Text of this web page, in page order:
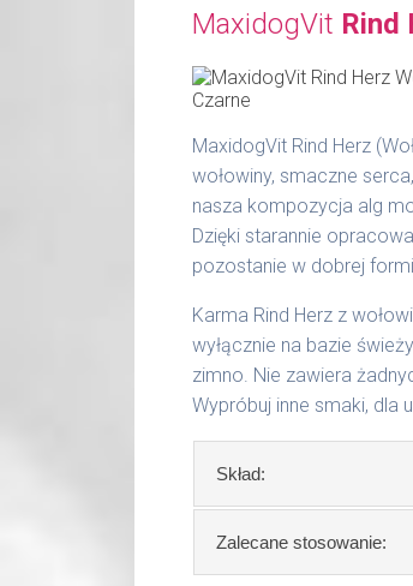
surowe białko
tłuszcz surowy
włókno surowe
wilgotność 78,00
wapń 0,41 %
fosfor 0,23 %
Produkty
takimi jak: żołądek,
Zalecamy
W tabeli ujęto
do 5 kg
6 - 14 kg
15 - 25 kg
26 - 35 kg
36 - 50 kg
51 - 65 kg
aktywności, warunków
Waga netto/Nr art.:
MaxidogVit Rind
MaxidogVit Rind Herz
wołowiny, smaczne
nasza kompozycja alg
Dzięki starannie
pozostanie w dobrej
Karma Rind Herz z
wyłącznie na bazie
zimno. Nie zawiera
Wypróbuj inne smaki, dla
Skład:
Skład:mięso i
mięsny, algi, olej lniany.
Zalecane stosowanie: